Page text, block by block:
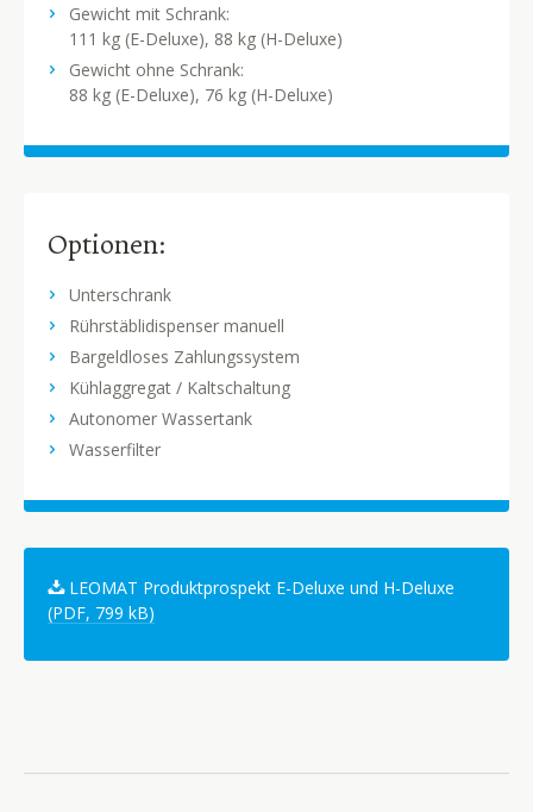
Gewicht mit Schrank:
111 kg (E-Deluxe), 88 kg (H-Deluxe)
Gewicht ohne Schrank:
88 kg (E-Deluxe), 76 kg (H-Deluxe)
Optionen:
Unterschrank
Rührstäblidispenser manuell
Bargeldloses Zahlungssystem
Kühlaggregat / Kaltschaltung
Autonomer Wassertank
Wasserfilter
LEOMAT Produktprospekt E-Deluxe und H-Deluxe
(PDF, 799 kB)